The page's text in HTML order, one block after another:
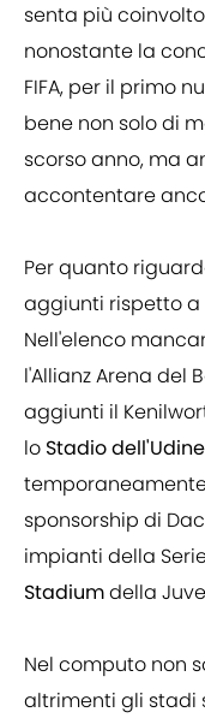
senta più
nonostante la
FIFA, per il primo
bene non solo di
scorso anno, ma
accontentare
Per quanto
aggiunti rispetto a
Nell'elenco
l'Allianz Arena del
aggiunti il
lo Stadio
sponsorship di
impianti della
Stadiumdella
Nel computo non
altrimenti gli stadi